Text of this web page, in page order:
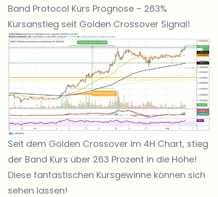
Band Protocol Kurs Prognose – 263%
Kursanstieg seit Golden Crossover Signal!
Seit dem Golden Crossover im 4H Chart, stieg
der Band Kurs über 263 Prozent in die Höhe!
Diese fantastischen Kursgewinne können sich
sehen lassen!